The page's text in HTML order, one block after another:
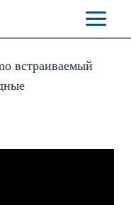
встраиваемый